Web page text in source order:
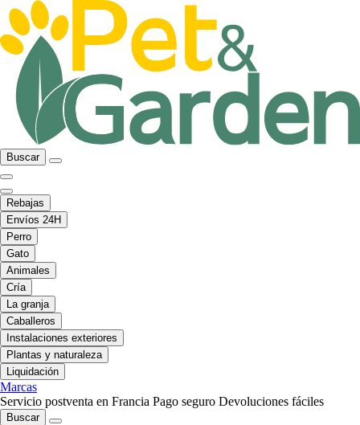
Buscar
Rebajas
Envíos 24H
Perro
Gato
Animales
Cría
La granja
Caballeros
Instalaciones exteriores
Plantas y naturaleza
Liquidación
Marcas
Servicio postventa en Francia Pago seguro Devoluciones fáciles
Buscar